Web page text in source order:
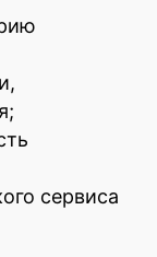
сервиса